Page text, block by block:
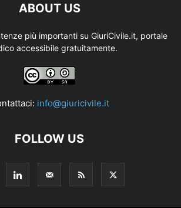
ABOUT US
più importanti su GiuriCivile.it, portale
accessibile gratuitamente.
info@giuricivile.it
FOLLOW US